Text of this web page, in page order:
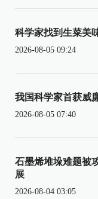
科学家找到生菜美
2026-08-05 09:24
我国科学家首获威
2026-08-05 07:40
石墨烯堆垛难题被
展
2026-08-04 03:05